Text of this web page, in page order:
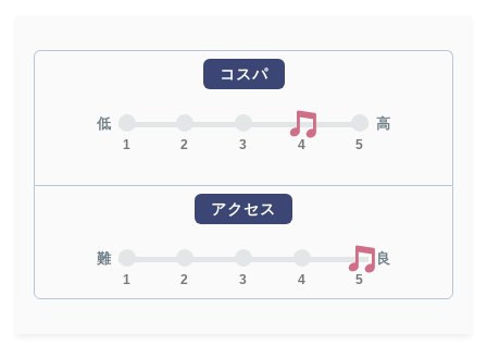
コスパ
低
1 2 3 4 5
高
アクセス
難
1 2 3 4 5
良